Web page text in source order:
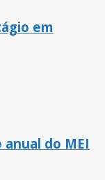
em
do MEI